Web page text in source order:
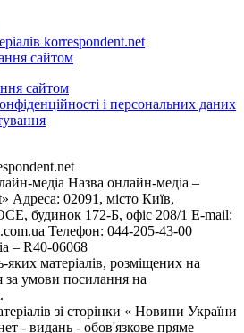
korrespondent.net
сайтом
сайтом
і персональних даних
медіа Назва онлайн-медіа –
Адреса: 02091, місто Київ,
будинок 172-Б, офіс 208/1 E-mail:
Телефон: 044-205-43-00
– R40-06068
матеріалів, розміщених на
за умови посилання на
зі сторінки « Новини України
- видань - обов'язкове пряме